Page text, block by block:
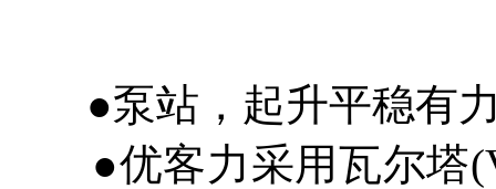
●泵站，起升平稳有
●优客力采用瓦尔塔